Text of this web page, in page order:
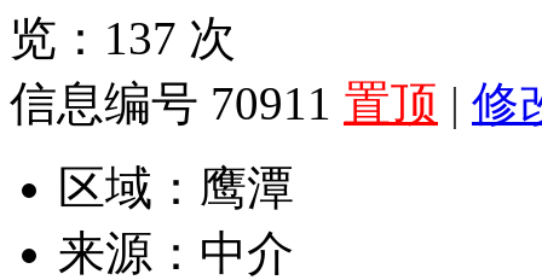
览： 137 次
信息编号 70911 置顶 | 修
区域： 鹰潭
来源： 中介